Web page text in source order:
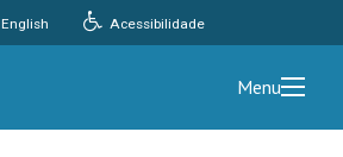
Acessibilidade
English
Menu